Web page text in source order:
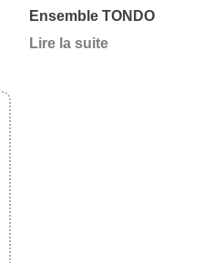
Ensemble TONDO
Lire la suite